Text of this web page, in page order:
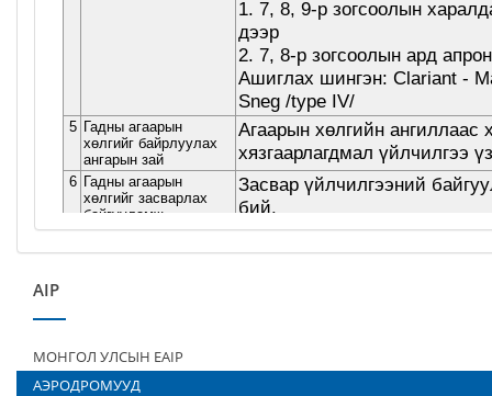
AIP
МОНГОЛ УЛСЫН EAIP
АЭРОДРОМУУД